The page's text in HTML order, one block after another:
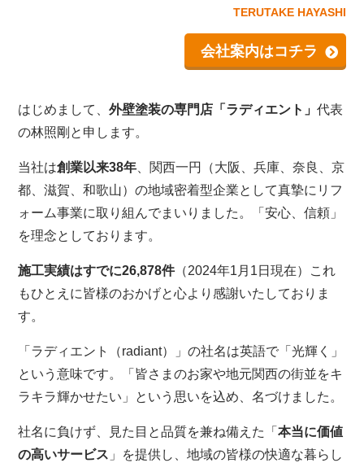
TERUTAKE HAYASHI
会社案内はコチラ
はじめまして、外壁塗装の専門店「ラディエント」代表
の林照剛と申します。
当社は創業以来38年、関西一円（大阪、兵庫、奈良、京
都、滋賀、和歌山）の地域密着型企業として真摯にリフ
ォーム事業に取り組んでまいりました。「安心、信頼」
を理念としております。
施工実績はすでに26,878件（2024年1月1日現在）これ
もひとえに皆様のおかげと心より感謝いたしておりま
す。
「ラディエント（radiant）」の社名は英語で「光輝く」
という意味です。「皆さまのお家や地元関西の街並をキ
ラキラ輝かせたい」という思いを込め、名づけました。
社名に負けず、見た目と品質を兼ね備えた「本当に価値
の高いサービス 」を提供し、地域の皆様の快適な暮らし